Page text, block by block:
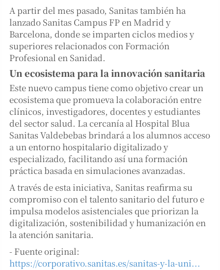
A partir del mes pasado, Sanitas también ha
lanzado Sanitas Campus FP en Madrid y
Barcelona, donde se imparten ciclos medios y
superiores relacionados con Formación
Profesional en Sanidad.
Un ecosistema para la innovación sanitaria
Este nuevo campus tiene como objetivo crear un
ecosistema que promueva la colaboración entre
clínicos, investigadores, docentes y estudiantes
del sector salud. La cercanía al Hospital Blua
Sanitas Valdebebas brindará a los alumnos acceso
a un entorno hospitalario digitalizado y
especializado, facilitando así una formación
práctica basada en simulaciones avanzadas.
A través de esta iniciativa, Sanitas reafirma su
compromiso con el talento sanitario del futuro e
impulsa modelos asistenciales que priorizan la
digitalización, sostenibilidad y humanización en
la atención sanitaria.
- Fuente original:
https://corporativo.sanitas.es/sanitas-y-la-uni...